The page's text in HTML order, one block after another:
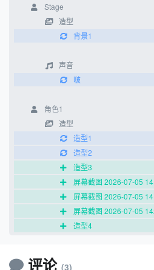
Stage
造型
背景1
声音
啵
角色1
造型
造型1
造型2
造型3
屏幕截图 2026-07-05
屏幕截图 2026-07-05
屏幕截图 2026-07-05
造型4
评论 (3)